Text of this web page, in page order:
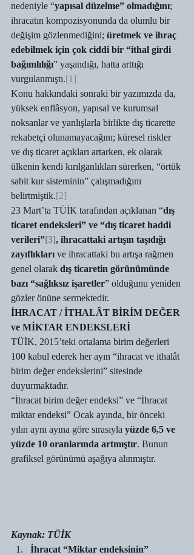
nedeniyle “yapısal düzelme” olmadığını;
ihracatın kompozisyonunda da olumlu bir
değişim gözlenmediğini; üretmek ve ihraç
edebilmek için çok ciddi bir “ithal girdi
bağımlılığı” yaşandığı, hatta arttığı
vurgulanmıştı.[1]
Konu hakkındaki sonraki bir yazımızda da,
yüksek enflâsyon, yapısal ve kurumsal
noksanlar ve yanlışlarla birlikte dış ticarette
rekabetçi olunamayacağını; küresel riskler
ve dış ticaret açıkları artarken, ek olarak
ülkenin kendi kırılganlıkları sürerken, “örtük
sabit kur sisteminin” çalışmadığını
belirtmiştik.[2]
23 Mart’ta TÜİK tarafından açıklanan “dış
ticaret endeksleri” ve “dış ticaret haddi
verileri”[3], ihracattaki artışın taşıdığı
zayıflıkları ve ihracattaki bu artışa rağmen
genel olarak dış ticaretin görünümünde
bazı “sağlıksız işaretler” olduğunu yeniden
gözler önüne sermektedir.
İHRACAT / İTHALÂT BİRİM DEĞER
ve MİKTAR ENDEKSLERİ
TÜİK, 2015’teki ortalama birim değerleri
100 kabul ederek her ayın “ihracat ve ithalât
birim değer endekslerini” sitesinde
duyurmaktadır.
“İhracat birim değer endeksi” ve “İhracat
miktar endeksi” Ocak ayında, bir önceki
yılın aynı ayına göre sırasıyla yüzde 6,5 ve
yüzde 10 oranlarında artmıştır. Bunun
grafiksel görünümü aşağıya alınmıştır.
Kaynak: TÜİK
İhracat “Miktar endeksinin”